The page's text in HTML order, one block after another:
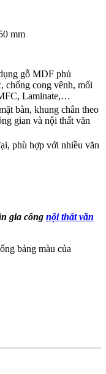
mm
gỗ MDF phủ
chống cong vênh, mối
Laminate,…
bàn, khung chân theo
gian và nội thất văn
phù hợp với nhiều văn
gia công nội thất văn
bảng màu của